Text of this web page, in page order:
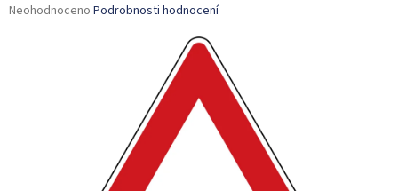
Průměrné
Neohodnoceno Podrobnosti hodnocení